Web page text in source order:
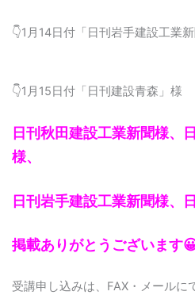
👇1月14日付「日刊岩手建設工業
👇1月15日付「日刊建設青森」様
日刊秋田建設工業新聞様、
様、
日刊岩手建設工業新聞様、
掲載ありがとうございます
受講申し込みは、FAX・メールに